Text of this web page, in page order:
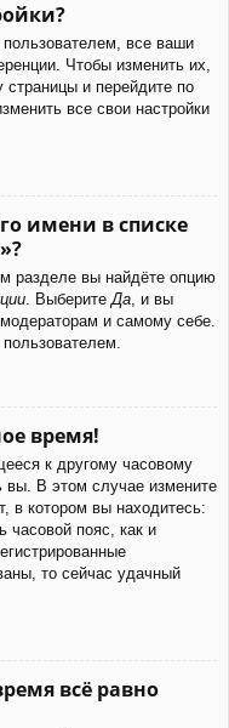
все ваши
Чтобы изменить их,
страницы и перейдите по
все свои настройки
имени в списке
разделе вы найдёте опцию
. Выберите Да , и вы
и самому себе.
время!
к другому часовому
вы. В этом случае измените
в котором вы находитесь:
часовой пояс, как и
то сейчас удачный
всё равно